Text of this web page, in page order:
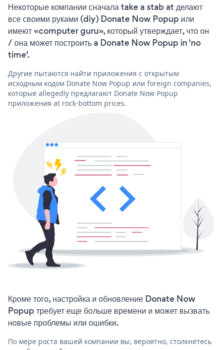
Некоторые компании сначала take a stab at делают
все своими руками (diy) Donate Now Popup или
имеют «computer guru», который утверждает, что он
/ она может построить a Donate Now Popup in 'no
time'.
Другие пытаются найти приложения с открытым
исходным кодом Donate Now Popup или foreign companies,
которые allegedly предлагают Donate Now Popup
приложения at rock-bottom prices.
Кроме того, настройка и обновление Donate Now
Popup требует еще больше времени и может вызвать
новые проблемы или ошибки.
По мере роста вашей компании вы, вероятно, столкнетесь